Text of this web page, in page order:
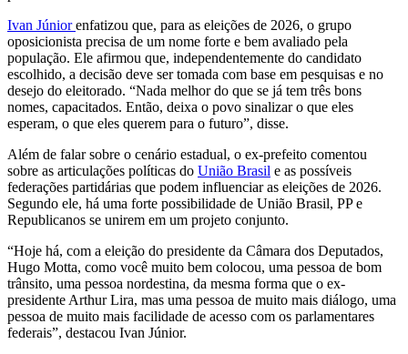
Ivan Júniorenfatizou que, para as eleições de 2026, o grupo
oposicionista precisa de um nome forte e bem avaliado pela
população. Ele afirmou que, independentemente do candidato
escolhido, a decisão deve ser tomada com base em pesquisas e no
desejo do eleitorado. “Nada melhor do que se já tem três bons
nomes, capacitados. Então, deixa o povo sinalizar o que eles
esperam, o que eles querem para o futuro”, disse.
Além de falar sobre o cenário estadual, o ex-prefeito comentou
sobre as articulações políticas do União Brasil e as possíveis
federações partidárias que podem influenciar as eleições de 2026.
Segundo ele, há uma forte possibilidade de União Brasil, PP e
Republicanos se unirem em um projeto conjunto.
“Hoje há, com a eleição do presidente da Câmara dos Deputados,
Hugo Motta, como você muito bem colocou, uma pessoa de bom
trânsito, uma pessoa nordestina, da mesma forma que o ex-
presidente Arthur Lira, mas uma pessoa de muito mais diálogo, uma
pessoa de muito mais facilidade de acesso com os parlamentares
federais”, destacou Ivan Júnior.